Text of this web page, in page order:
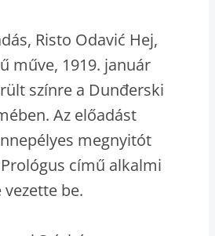
Risto Odavić Hej,
műve, 1919. január
színre a Dunđerski
Az előadást
megnyitót
című alkalmi
be.